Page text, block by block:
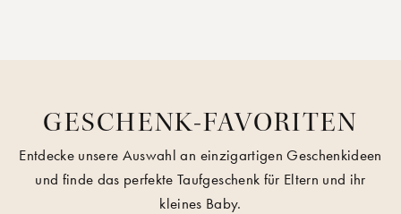
GESCHENK-FAVORITEN
Entdecke unsere Auswahl an einzigartigen Geschenkideen
und finde das perfekte Taufgeschenk für Eltern und ihr
kleines Baby.